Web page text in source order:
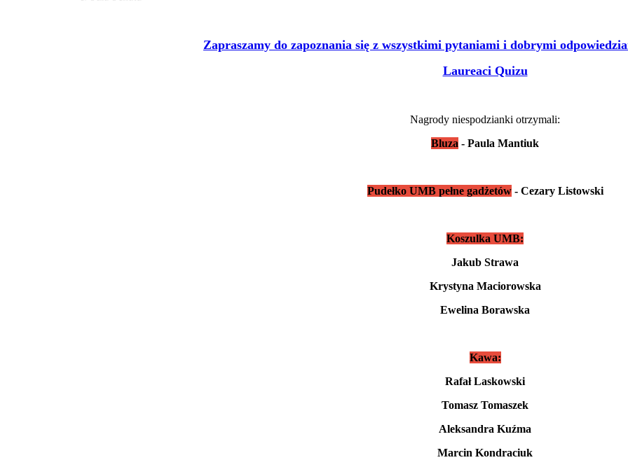
Zapraszamy do zapoznania się z wszystkimi pytaniami i dobrymi
Laureaci Quizu
Nagrody niespodzianki otrzymali:
Bluza - Paula Mantiuk
Pudełko UMB pełne gadżetów- Cezary Listowski
Koszulka UMB:
Jakub Strawa
Krystyna Maciorowska
Ewelina Borawska
Kawa:
Rafał Laskowski
Tomasz Tomaszek
Aleksandra Kuźma
Marcin Kondraciuk